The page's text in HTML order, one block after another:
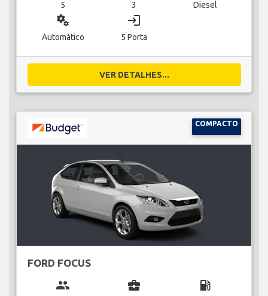
5 3 Diesel
miscellaneous_services
Automático
login
5 Porta
VER DETALHES...
COMPACTO
FORD FOCUS
group business_center local_gas_station